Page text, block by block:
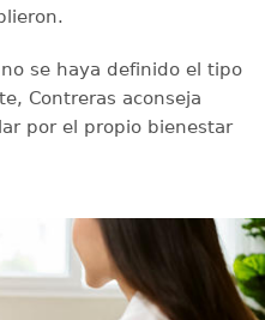
se haya definido el tipo
Contreras aconseja
por el propio bienestar